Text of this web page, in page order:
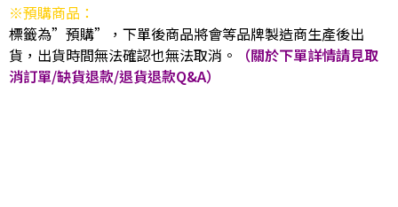
※預購商品：
標籤為”預購”，下單後商品將會等品牌製造商生產後出
貨，出貨時間無法確認也無法取消。
（關於下單詳情請見取
消訂單/缺貨退款/退貨退款Q&A）